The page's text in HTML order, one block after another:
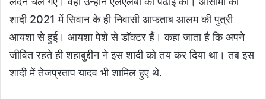
शादी 2021 में सिवान के ही निवासी आफताब आलम की पुत्री
आयशा से हुई। आयशा पेशे से डॉक्टर हैं। कहा जाता है कि अपने
जीवित रहते ही शहाबुद्दीन ने इस शादी को तय कर दिया था। तब इस
शादी में तेजप्रताप यादव भी शामिल हुए थे.